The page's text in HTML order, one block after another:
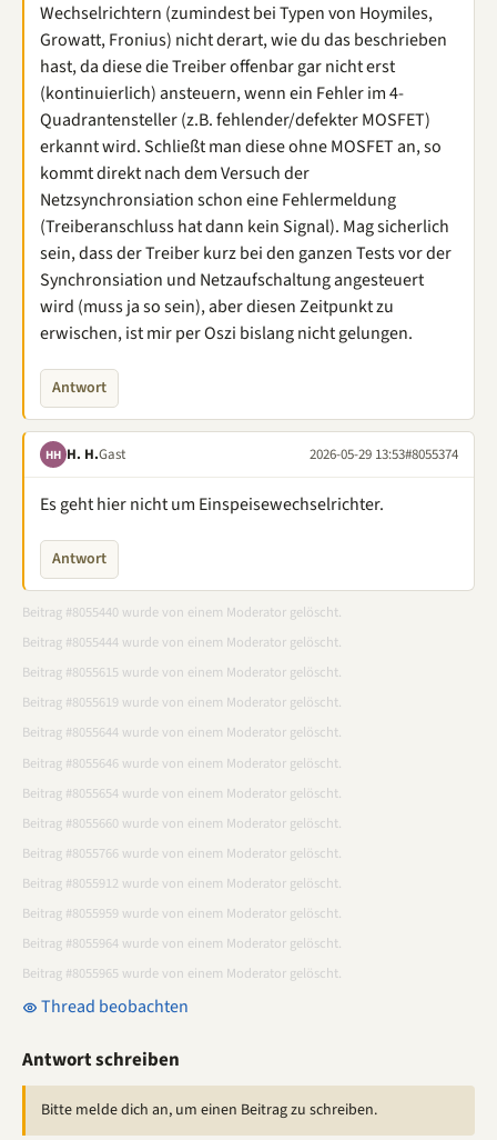
Wechselrichtern (zumindest bei Typen von Hoymiles,
Growatt, Fronius) nicht derart, wie du das beschrieben
hast, da diese die Treiber offenbar gar nicht erst
(kontinuierlich) ansteuern, wenn ein Fehler im 4-
Quadrantensteller (z.B. fehlender/defekter MOSFET)
erkannt wird. Schließt man diese ohne MOSFET an, so
kommt direkt nach dem Versuch der
Netzsynchronsiation schon eine Fehlermeldung
(Treiberanschluss hat dann kein Signal). Mag sicherlich
sein, dass der Treiber kurz bei den ganzen Tests vor der
Synchronsiation und Netzaufschaltung angesteuert
wird (muss ja so sein), aber diesen Zeitpunkt zu
erwischen, ist mir per Oszi bislang nicht gelungen.
Antwort
HH H. H.Gast 2026-05-29 13:53#8055374
Es geht hier nicht um Einspeisewechselrichter.
Antwort
Beitrag #8055440 wurde von einem Moderator gelöscht.
Beitrag #8055444 wurde von einem Moderator gelöscht.
Beitrag #8055615 wurde von einem Moderator gelöscht.
Beitrag #8055619 wurde von einem Moderator gelöscht.
Beitrag #8055644 wurde von einem Moderator gelöscht.
Beitrag #8055646 wurde von einem Moderator gelöscht.
Beitrag #8055654 wurde von einem Moderator gelöscht.
Beitrag #8055660 wurde von einem Moderator gelöscht.
Beitrag #8055766 wurde von einem Moderator gelöscht.
Beitrag #8055912 wurde von einem Moderator gelöscht.
Beitrag #8055959 wurde von einem Moderator gelöscht.
Beitrag #8055964 wurde von einem Moderator gelöscht.
Beitrag #8055965 wurde von einem Moderator gelöscht.
Thread beobachten
Antwort schreiben
Bitte melde dich an, um einen Beitrag zu schreiben.